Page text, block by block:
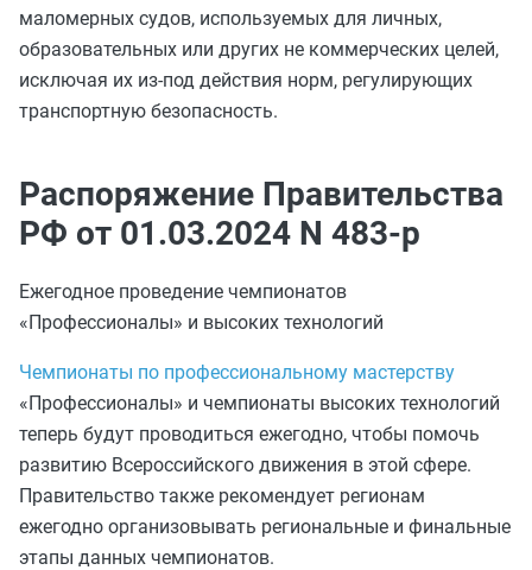
маломерных судов, используемых для личных,
образовательных или других не коммерческих целей,
исключая их из-под действия норм, регулирующих
транспортную безопасность.
Распоряжение Правительства
РФ от 01.03.2024 N 483-р
Ежегодное проведение чемпионатов
«Профессионалы» и высоких технологий
Чемпионаты по профессиональному мастерству
«Профессионалы» и чемпионаты высоких технологий
теперь будут проводиться ежегодно, чтобы помочь
развитию Всероссийского движения в этой сфере.
Правительство также рекомендует регионам
ежегодно организовывать региональные и финальные
этапы данных чемпионатов.